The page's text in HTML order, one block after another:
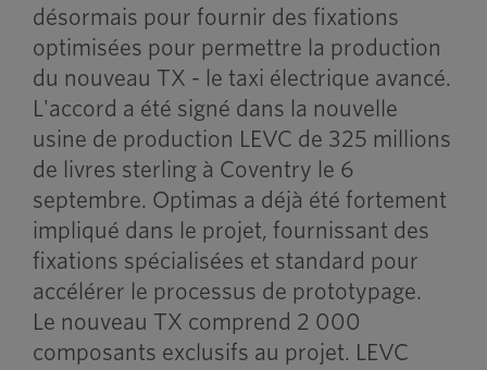
désormais pour fournir des fixations
optimisées pour permettre la production
du nouveau TX - le taxi électrique avancé.
L'accord a été signé dans la nouvelle
usine de production LEVC de 325 millions
de livres sterling à Coventry le 6
septembre. Optimas a déjà été fortement
impliqué dans le projet, fournissant des
fixations spécialisées et standard pour
accélérer le processus de prototypage.
Le nouveau TX comprend 2 000
composants exclusifs au projet. LEVC